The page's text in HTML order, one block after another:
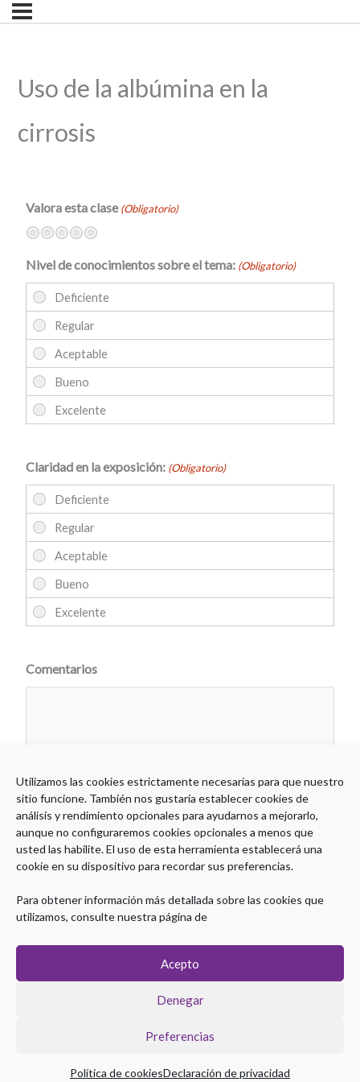
Utilizamos las cookies estrictamente necesarias para que nuestro
sitio funcione. También nos gustaría establecer cookies de
análisis y rendimiento opcionales para ayudarnos a mejorarlo,
aunque no configuraremos cookies opcionales a menos que
usted las habilite. El uso de esta herramienta establecerá una
cookie en su dispositivo para recordar sus preferencias.
Para obtener información más detallada sobre las cookies que
utilizamos, consulte nuestra página de
Acepto
Denegar
Preferencias
Política de cookiesDeclaración de privacidad
Uso de la albúmina en la
cirrosis
Valora esta clase (Obligatorio)
Excelente
Bastante bien
Neutral
No muy bien
Terrible
Nivel de conocimientos sobre el tema: (Obligatorio)
Claridad en la exposición: (Obligatorio)
Comentarios